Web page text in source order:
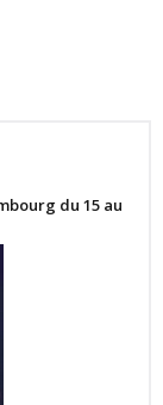
du 15 au